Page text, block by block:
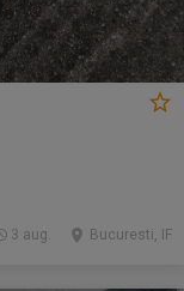
Bucuresti, IF
3 aug.